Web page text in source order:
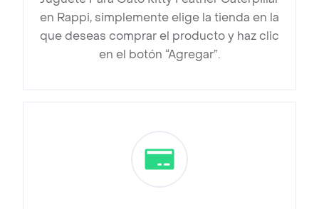
en Rappi, simplemente elige la tienda en la
que deseas comprar el producto y haz clic
en el botón “Agregar”.